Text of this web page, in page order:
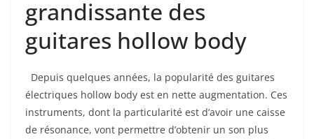
grandissante des
guitares hollow body
⁢ ‌ Depuis quelques années, la popularité des guitares⁢
électriques hollow body est en⁤ nette augmentation. Ces
instruments, dont la‍ particularité est d’avoir une caisse
de résonance,⁤ vont permettre d’obtenir‌ un son plus